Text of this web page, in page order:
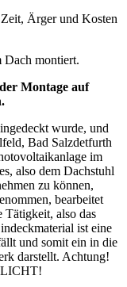
Ärger und Kosten
montiert.
Montage auf
wurde, und
Bad Salzdetfurth
im
also dem Dachstuhl
zu können,
bearbeitet
Tätigkeit, also das
ist eine
und somit ein in die
darstellt. Achtung!